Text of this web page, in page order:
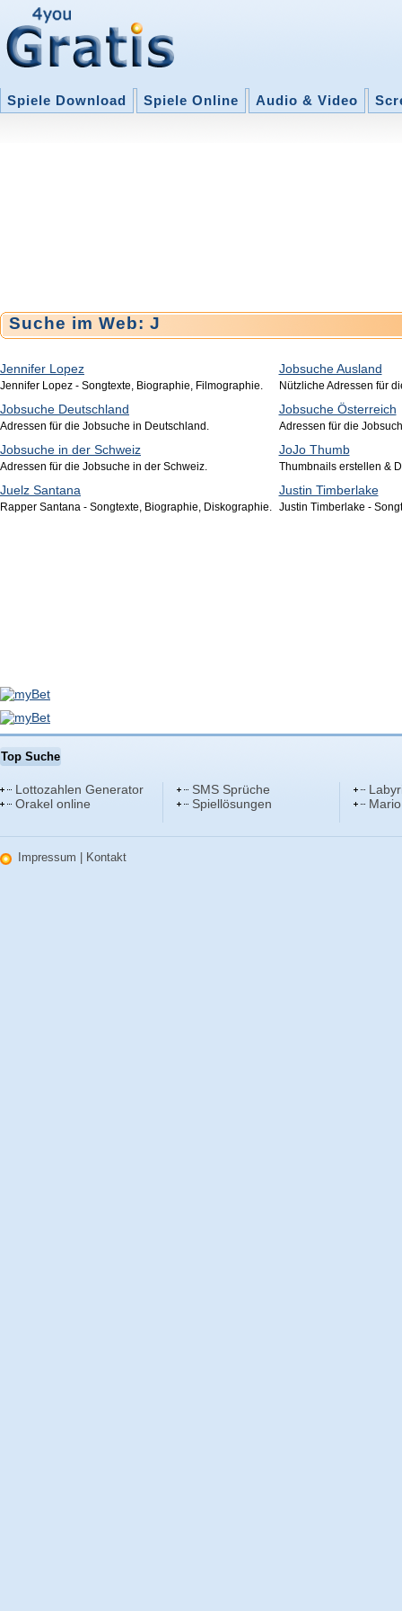
Spiele Download Spiele Online Audio & Video
Suche im Web: J
Jennifer Lopez
Jennifer Lopez - Songtexte, Biographie, Filmographie.
Jobsuche Ausland
Nützliche Adressen für
Jobsuche Deutschland
Adressen für die Jobsuche in Deutschland.
Jobsuche Österreich
Adressen für die
Jobsuche in der Schweiz
Adressen für die Jobsuche in der Schweiz.
JoJo Thumb
Thumbnails erstellen &
Juelz Santana
Rapper Santana - Songtexte, Biographie, Diskographie.
Justin Timberlake
Justin Timberlake -
Top Suche
Lottozahlen Generator
Orakel online
SMS Sprüche
Spiellösungen
Impressum Kontakt